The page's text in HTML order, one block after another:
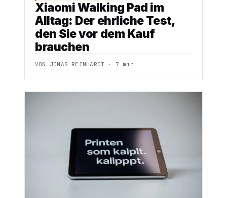
Xiaomi Walking Pad im
Alltag: Der ehrliche Test,
den Sie vor dem Kauf
brauchen
VON JONAS REINHARDT · 7 min